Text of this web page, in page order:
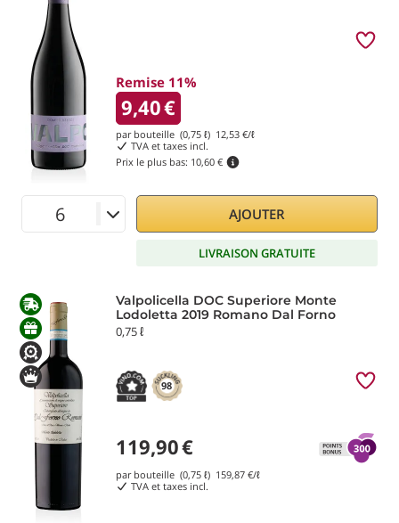
Remise 11%
9,40€
par bouteille (0,75 ℓ) 12,53 €/ℓ
TVA et taxes incl.
Prix le plus bas: 10,60 €
AJOUTER
LIVRAISON GRATUITE
Valpolicella DOC Superiore Monte
Lodoletta 2019 Romano Dal Forno
0,75 ℓ
98
119,90€
par bouteille (0,75 ℓ) 159,87 €/ℓ
TVA et taxes incl.